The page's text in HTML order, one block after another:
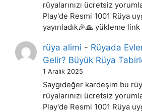
rüyalarınızı ücretsiz
Play'de Resmi 1001 Rüya
yayınladık🎉🙏 yükleme
rüya alimi - Rüyada
Gelir? Büyük Rüya
1 Aralık 2025
Saygıdeğer kardeşim bu
rüyalarınızı ücretsiz
Play'de Resmi 1001 Rüya